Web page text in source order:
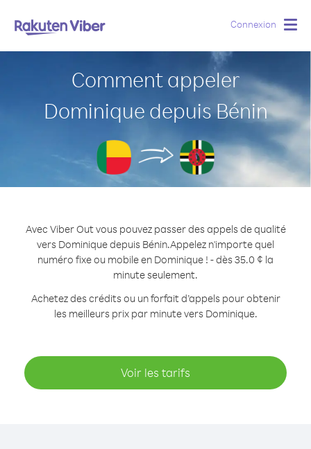
Connexion
Comment appeler
Dominique depuis Bénin
Avec Viber Out vous pouvez passer des appels de qualité
vers Dominique depuis Bénin.Appelez n'importe quel
numéro fixe ou mobile en Dominique ! - dès 35.0 ¢ la
minute seulement.
Achetez des crédits ou un forfait d’appels pour obtenir
les meilleurs prix par minute vers Dominique.
Voir les tarifs